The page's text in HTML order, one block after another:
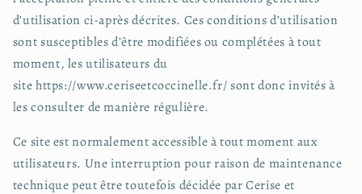
d’utilisation ci-après décrites. Ces conditions d’utilisation
sont susceptibles d’être modifiées ou complétées à tout
moment, les utilisateurs du
site https://www.ceriseetcoccinelle.fr/ sont donc invités à
les consulter de manière régulière.
Ce site est normalement accessible à tout moment aux
utilisateurs. Une interruption pour raison de maintenance
technique peut être toutefois décidée par Cerise et